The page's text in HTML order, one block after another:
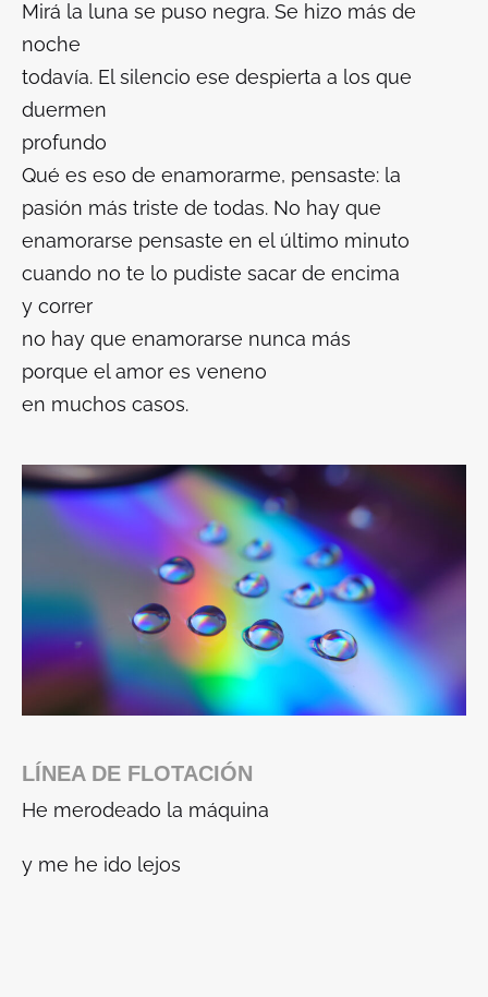
Mirá la luna se puso negra. Se hizo más de
noche
todavía. El silencio ese despierta a los que
duermen
profundo
Qué es eso de enamorarme, pensaste: la
pasión más triste de todas. No hay que
enamorarse pensaste en el último minuto
cuando no te lo pudiste sacar de encima
y correr
no hay que enamorarse nunca más
porque el amor es veneno
en muchos casos.
LÍNEA DE FLOTACIÓN
He merodeado la máquina
y me he ido lejos